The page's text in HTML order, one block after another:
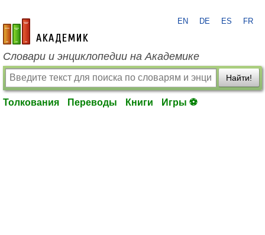
academic.ru
EN DE ES FR
Словари и энциклопедии на Академике
Найти!
Толкования Переводы Книги Игры ⚽